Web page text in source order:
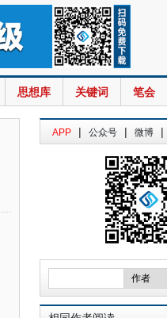
思想库 关键词 笔会
APP | 公众号 | 微博 |